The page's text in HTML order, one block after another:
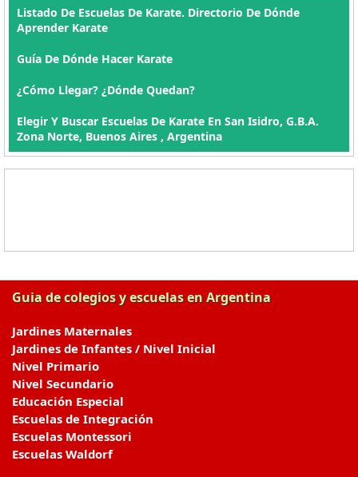
Listado De Escuelas De Karate. Directorio De Dónde
Aprender Karate
Guía De Dónde Hacer Karate
¿Cómo Llegar? ¿Dónde Quedan?
Elegir Y Buscar Escuelas De Karate En San Isidro, G.B.A.
Zona Norte, Buenos Aires , Argentina
Guia de colegios y escuelas en Argentina
Jardines Maternales
Jardines de Infantes / Nivel Inicial
Nivel Primario
Nivel Secundario
Educación Especial
Escuelas de Integración
Escuelas Montessori
Escuelas Waldorf